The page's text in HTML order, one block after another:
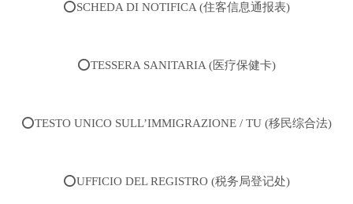
⭕️SCHEDA DI NOTIFICA (住客信息通报表)
⭕️TESSERA SANITARIA (医疗保健卡)
⭕️TESTO UNICO SULL’IMMIGRAZIONE / TU (移民综合法)
⭕️UFFICIO DEL REGISTRO (税务局登记处)